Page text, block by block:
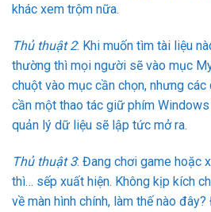
khác xem trộm nữa.
Thủ thuật 2: Khi muốn tìm tài liệu
thường thì mọi người sẽ vào mục
chuột vào mục cần chọn, nhưng
cần một thao tác giữ phím
quản lý dữ liệu sẽ lập tức mở ra.
Thủ thuật 3: Đang chơi game hoặc
thì… sếp xuất hiện. Không kịp kích
về màn hình chính, làm thế nào